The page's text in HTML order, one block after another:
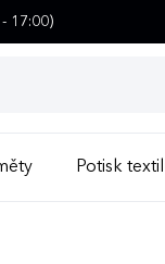
17:00)
Potisk